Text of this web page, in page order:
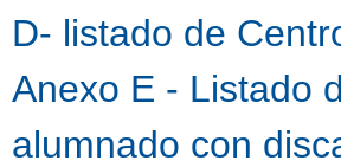
D- listado de
Anexo E - Listado
alumnado con